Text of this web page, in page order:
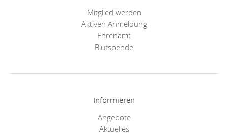
Mitglied werden
Aktiven Anmeldung
Ehrenamt
Blutspende
Informieren
Angebote
Aktuelles